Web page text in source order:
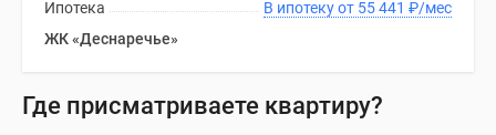
В ипотеку от 55 441 ₽/мес
Ипотека
ЖК «Деснаречье»
Где присматриваете квартиру?